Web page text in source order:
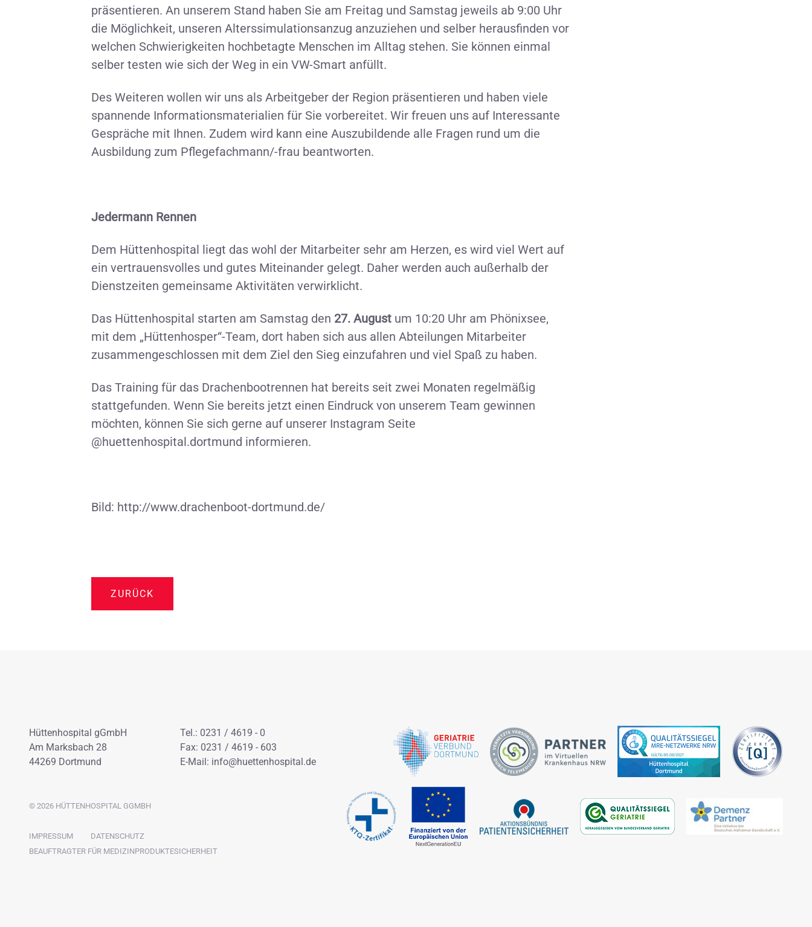
präsentieren. An unserem Stand haben Sie am Freitag und Samstag jeweils ab 9:00 Uhr
die Möglichkeit, unseren Alterssimulationsanzug anzuziehen und selber herausfinden vor
welchen Schwierigkeiten hochbetagte Menschen im Alltag stehen. Sie können einmal
selber testen wie sich der Weg in ein VW-Smart anfüllt.
Des Weiteren wollen wir uns als Arbeitgeber der Region präsentieren und haben viele
spannende Informationsmaterialien für Sie vorbereitet. Wir freuen uns auf Interessante
Gespräche mit Ihnen. Zudem wird kann eine Auszubildende alle Fragen rund um die
Ausbildung zum Pflegefachmann/-frau beantworten.
Jedermann Rennen
Dem Hüttenhospital liegt das wohl der Mitarbeiter sehr am Herzen, es wird viel Wert auf
ein vertrauensvolles und gutes Miteinander gelegt. Daher werden auch außerhalb der
Dienstzeiten gemeinsame Aktivitäten verwirklicht.
Das Hüttenhospital starten am Samstag den 27. August um 10:20 Uhr am Phönixsee,
mit dem „Hüttenhosper“-Team, dort haben sich aus allen Abteilungen Mitarbeiter
zusammengeschlossen mit dem Ziel den Sieg einzufahren und viel Spaß zu haben.
Das Training für das Drachenbootrennen hat bereits seit zwei Monaten regelmäßig
stattgefunden. Wenn Sie bereits jetzt einen Eindruck von unserem Team gewinnen
möchten, können Sie sich gerne auf unserer Instagram Seite
@huettenhospital.dortmund informieren.
Bild: http://www.drachenboot-dortmund.de/
ZURÜCK
Hüttenhospital gGmbH
Am Marksbach 28
44269 Dortmund
Tel.: 0231 / 4619 - 0
Fax: 0231 / 4619 - 603
E-Mail: info@huettenhospital.de
© 2026 HÜTTENHOSPITAL GGMBH
NAVIGATION
ÜBERSPRINGEN
IMPRESSUM
DATENSCHUTZ
BEAUFTRAGTER FÜR MEDIZINPRODUKTESICHERHEIT